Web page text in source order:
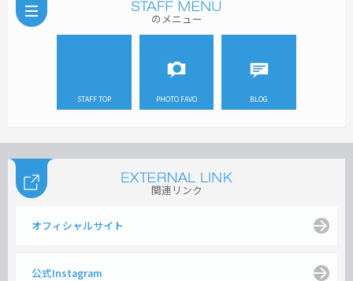
のメニュー
STAFF TOP PHOTO FAVO BLOG
関連リンク
オフィシャルサイト
公式Instagram